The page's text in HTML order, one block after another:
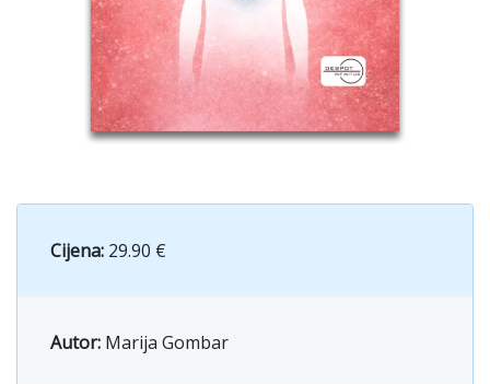
Cijena: 29.90 €
Autor: Marija Gombar